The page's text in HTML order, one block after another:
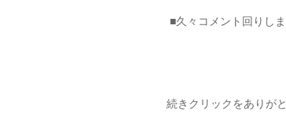
■久々コメント回りし
続きクリックをありが